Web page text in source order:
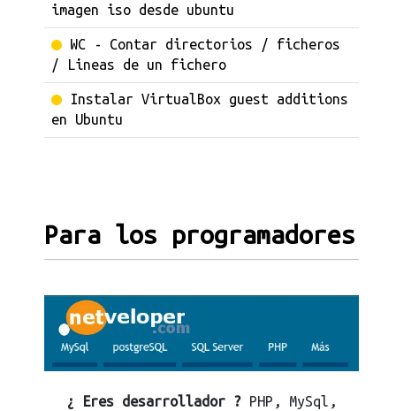
imagen iso desde ubuntu
WC - Contar directorios / ficheros
/ Lineas de un fichero
Instalar VirtualBox guest additions
en Ubuntu
Para los programadores
¿ Eres desarrollador ? PHP, MySql,